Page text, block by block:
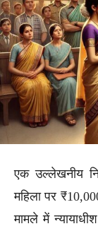
एक उल्लेखनीय
महिला पर
मामले में